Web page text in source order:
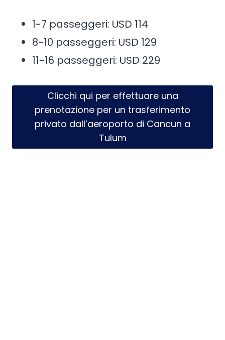
1-7 passeggeri: USD 114
8-10 passeggeri: USD 129
11-16 passeggeri: USD 229
Clicchi qui per effettuare una
prenotazione per un trasferimento
privato dall’aeroporto di Cancun a
Tulum